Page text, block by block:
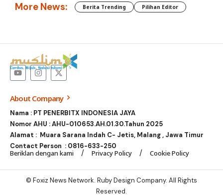
More News: Berita Trending Pilihan Editor
About Company
Nama : PT PENERBITX INDONESIA JAYA
Nomor AHU : AHU-010653.AH.01.30.Tahun 2025
Alamat : Muara Sarana Indah C- Jetis, Malang , Jawa Timur
Contact Person : 0816-633-250
Beriklan dengan kami Privacy Policy Cookie Policy
© Foxiz News Network. Ruby Design Company. All Rights
Reserved.